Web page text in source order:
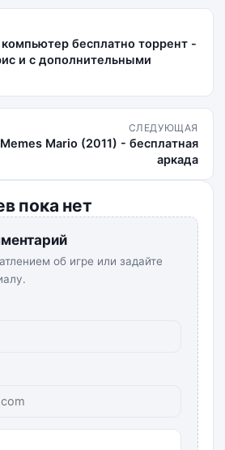
компьютер бесплатно торрент -
и с дополнительными
СЛЕДУЮЩАЯ
Mario (2011) - бесплатная
аркада
пока нет
об игре или задайте